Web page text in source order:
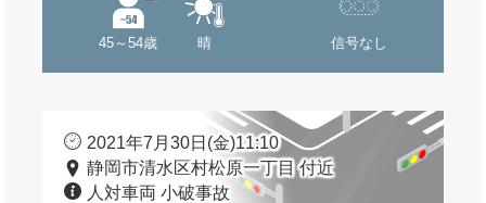
45～54歳 晴 信号なし
2021年7月30日(金)11:10
静岡市清水区村松原一丁目 付近
人対車両 小破事故